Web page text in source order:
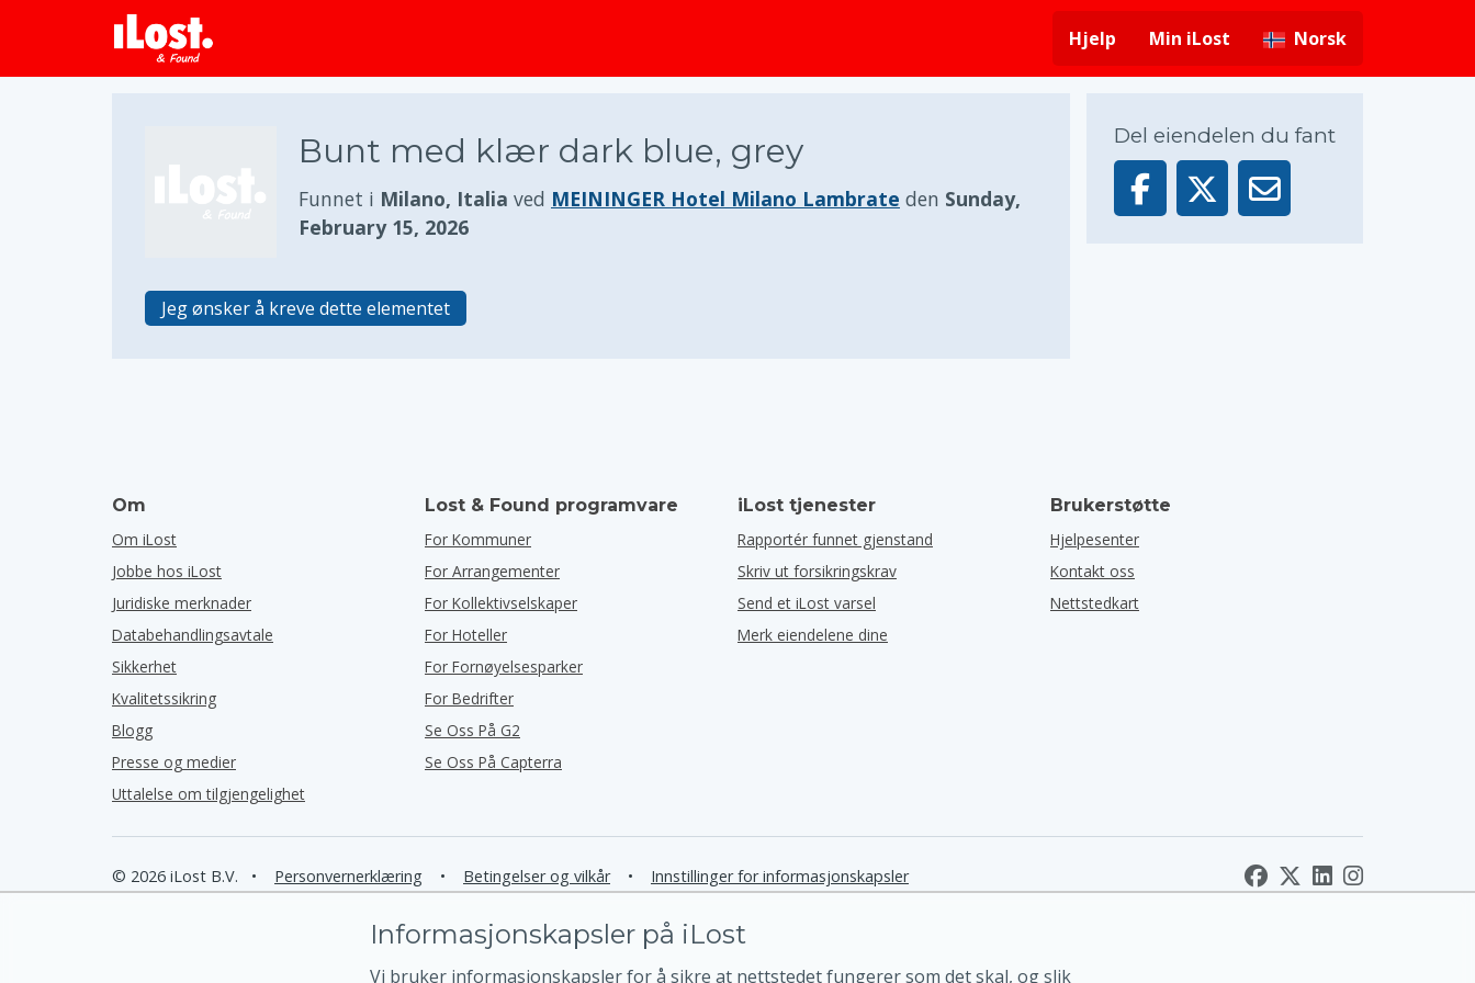
Hjelp Min iLost Norsk
Bunt med klær dark blue, grey
Funnet i Milano, Italia ved MEININGER Hotel Milano Lambrate den Sunday,
February 15, 2026
Jeg ønsker å kreve dette elementet
Del eiendelen du fant
Om
Om iLost
Jobbe hos iLost
Juridiske merknader
Databehandlingsavtale
Sikkerhet
Kvalitetssikring
Blogg
Presse og medier
Uttalelse om tilgjengelighet
Lost & Found programvare
For Kommuner
For Arrangementer
For Kollektivselskaper
For Hoteller
For Fornøyelsesparker
For Bedrifter
Se Oss På G2
Se Oss På Capterra
iLost tjenester
Rapportér funnet gjenstand
Skriv ut forsikringskrav
Send et iLost varsel
Merk eiendelene dine
Brukerstøtte
Hjelpesenter
Kontakt oss
Nettstedkart
© 2026 iLost B.V. • Personvernerklæring • Betingelser og vilkår • Innstillinger for informasjonskapsler
Informasjonskapsler på iLost
Vi bruker informasjonskapsler for å sikre at nettstedet fungerer som det skal, og slik